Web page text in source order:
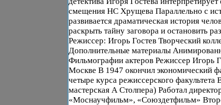
смещения НС Хрущева Параллельно с
развивается драматическая история
раскрыть тайну заговора и остановить
Режиссер: Игорь Гостев Творческий
Дополнительные материалы
Фильмографии актеров Режиссер Игорь
Москве В 1947 окончил экономический
четыре курса режиссерского
мастерская А Столпера) Работал
«Моснаучфильм», «Союздетфильм»